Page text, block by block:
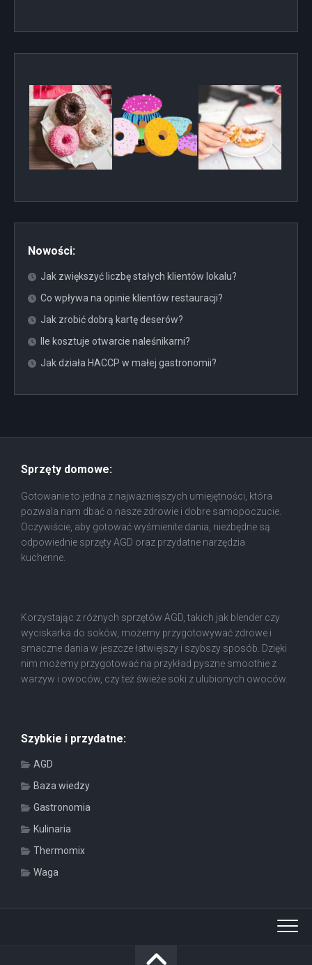
Nowości:
Jak zwiększyć liczbę stałych klientów lokalu?
Co wpływa na opinie klientów restauracji?
Jak zrobić dobrą kartę deserów?
Ile kosztuje otwarcie naleśnikarni?
Jak działa HACCP w małej gastronomii?
Sprzęty domowe:
Gotowanie to jedna z najważniejszych umiejętności, która
pozwala nam dbać o nasze zdrowie i dobre samopoczucie.
Oczywiście, aby gotować wyśmienite dania, niezbędne są
odpowiednie sprzęty AGD oraz przydatne narzędzia
kuchenne.
Korzystając z różnych sprzętów AGD, takich jak blender czy
wyciskarka do soków, możemy przygotowywać zdrowe i
smaczne dania w jeszcze łatwiejszy i szybszy sposób. Dzięki
nim możemy przygotować na przykład pyszne smoothie z
warzyw i owoców, czy też świeże soki z ulubionych owoców.
Szybkie i przydatne:
AGD
Baza wiedzy
Gastronomia
Kulinaria
Thermomix
Waga